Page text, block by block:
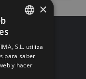
ENGLISH
FRENCH
×
S.L. utiliza
para saber
y hacer